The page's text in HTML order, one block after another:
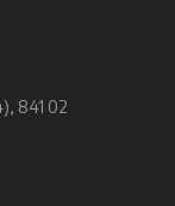
841 02